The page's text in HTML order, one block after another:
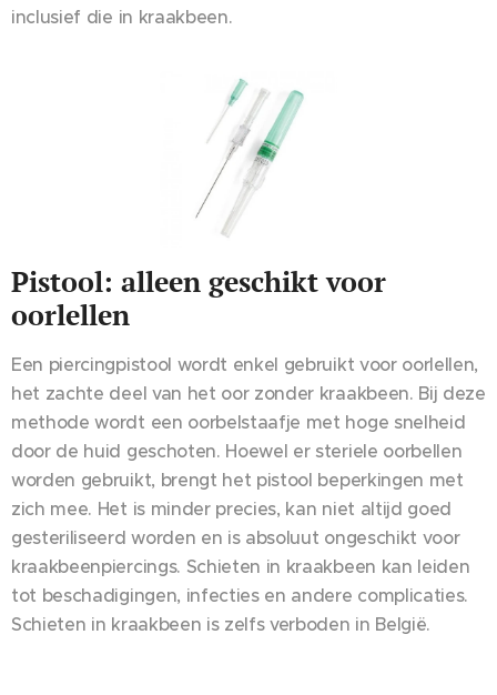
inclusief die in kraakbeen.
Pistool: alleen geschikt voor
oorlellen
Een piercingpistool wordt enkel gebruikt voor oorlellen,
het zachte deel van het oor zonder kraakbeen. Bij deze
methode wordt een oorbelstaafje met hoge snelheid
door de huid geschoten. Hoewel er steriele oorbellen
worden gebruikt, brengt het pistool beperkingen met
zich mee. Het is minder precies, kan niet altijd goed
gesteriliseerd worden en is absoluut ongeschikt voor
kraakbeenpiercings. Schieten in kraakbeen kan leiden
tot beschadigingen, infecties en andere complicaties.
Schieten in kraakbeen is zelfs verboden in België.